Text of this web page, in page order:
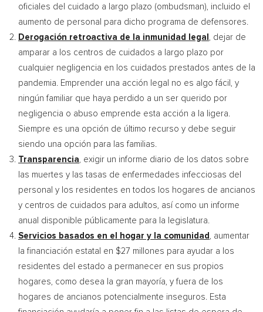
oficiales del cuidado a largo plazo (ombudsman), incluido el
aumento de personal para dicho programa de defensores.
Derogación retroactiva de la inmunidad legal , dejar de
amparar a los centros de cuidados a largo plazo por
cualquier negligencia en los cuidados prestados antes de la
pandemia. Emprender una acción legal no es algo fácil, y
ningún familiar que haya perdido a un ser querido por
negligencia o abuso emprende esta acción a la ligera.
Siempre es una opción de último recurso y debe seguir
siendo una opción para las familias.
Transparencia, exigir un informe diario de los datos sobre
las muertes y las tasas de enfermedades infecciosas del
personal y los residentes en todos los hogares de ancianos
y centros de cuidados para adultos, así como un informe
anual disponible públicamente para la legislatura.
Servicios basados en el hogar y la comunidad , aumentar
la financiación estatal en $27 millones para ayudar a los
residentes del estado a permanecer en sus propios
hogares, como desea la gran mayoría, y fuera de los
hogares de ancianos potencialmente inseguros. Esta